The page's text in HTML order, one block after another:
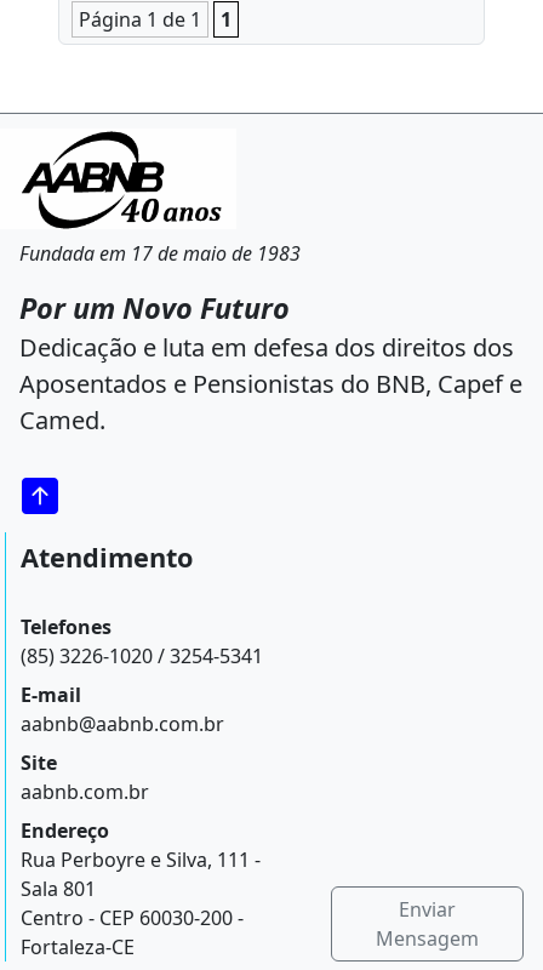
Página 1 de 1 1
Fundada em 17 de maio de 1983
Por um Novo Futuro
Dedicação e luta em defesa dos direitos dos
Aposentados e Pensionistas do BNB, Capef e
Camed.
Atendimento
Telefones
(85) 3226-1020 / 3254-5341
E-mail
aabnb@aabnb.com.br
Site
aabnb.com.br
Endereço
Rua Perboyre e Silva, 111 -
Sala 801
Centro - CEP 60030-200 -
Fortaleza-CE
Enviar
Mensagem